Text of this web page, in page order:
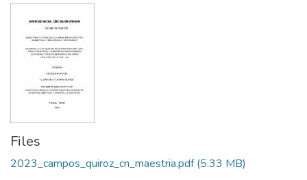
Files
2023_campos_quiroz_cn_maestria.pdf(5.33 MB)